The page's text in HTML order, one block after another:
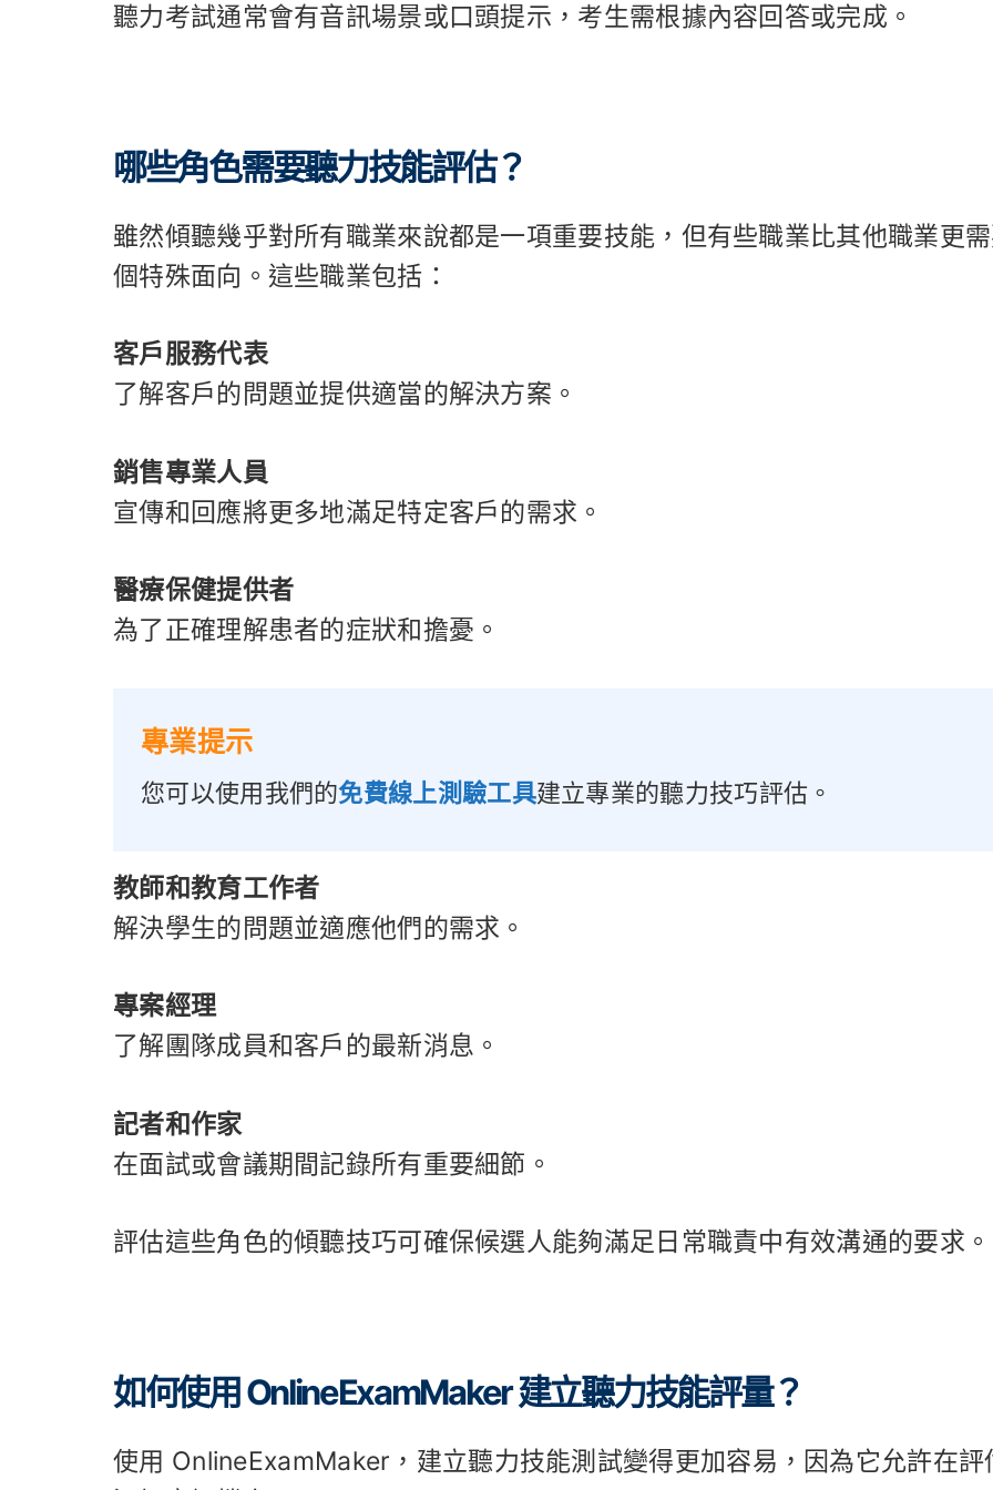
聽力考試通常會有音訊場景或口頭提示，考生需根據內容回答或完成。
哪些角色需要聽力技能評估？
雖然傾聽幾乎對所有職業來說都是一項重要技能，但有些職業比其他職業更
個特殊面向。這些職業包括：
客戶服務代表
了解客戶的問題並提供適當的解決方案。
銷售專業人員
宣傳和回應將更多地滿足特定客戶的需求。
醫療保健提供者
為了正確理解患者的症狀和擔憂。
專業提示
您可以使用我們的免費線上測驗工具建立專業的聽力技巧評估。
教師和教育工作者
解決學生的問題並適應他們的需求。
專案經理
了解團隊成員和客戶的最新消息。
記者和作家
在面試或會議期間記錄所有重要細節。
評估這些角色的傾聽技巧可確保候選人能夠滿足日常職責中有效溝通的要求。
如何使用 OnlineExamMaker 建立聽力技能評量？
使用 OnlineExamMaker，建立聽力技能測試變得更加容易，因為它允許在評